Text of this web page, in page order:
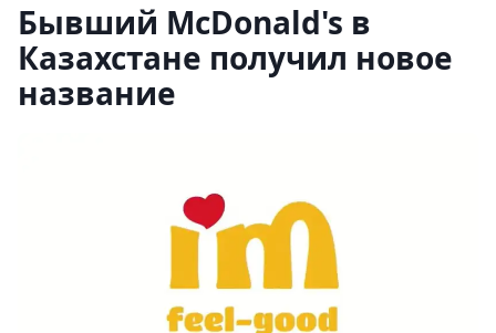
Бывший McDonald's в
Казахстане получил новое
название